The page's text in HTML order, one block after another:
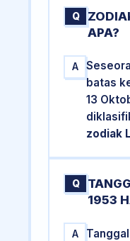
Q
APA?
A
batas
13
zodiak
Q
1953
A